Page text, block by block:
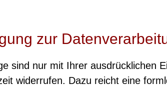
zur
sind nur mit Ihrer ausdrücklichen
widerrufen. Dazu reicht eine